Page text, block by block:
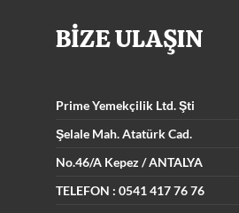
BİZE ULAŞIN
Prime Yemekçilik Ltd. Şti
Şelale Mah. Atatürk Cad.
No.46/A Kepez / ANTALYA
TELEFON : 0541 417 76 76